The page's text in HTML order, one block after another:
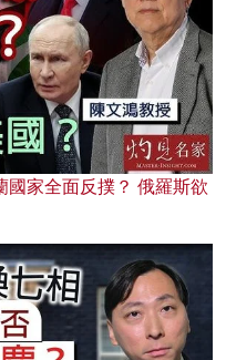
家全面反撲？ 俄羅斯欲